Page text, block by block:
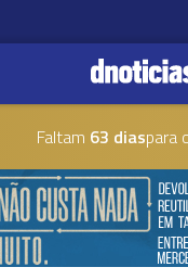
Faltam 63 diaspara